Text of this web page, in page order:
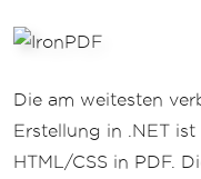
Die am weitesten
Erstellung in .NET
HTML/CSS in PDF.